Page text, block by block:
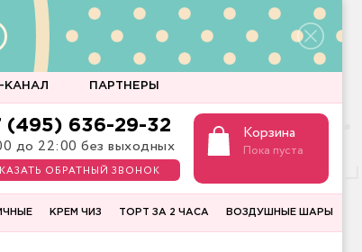
КАНАЛ ПАРТНЕРЫ
(495) 636-29-32
до 22:00 без выходных
ОБРАТНЫЙ ЗВОНОК
Корзина
Пока пуста
КРЕМ ЧИЗ ТОРТ ЗА 2 ЧАСА ВОЗДУШНЫЕ ШАРЫ